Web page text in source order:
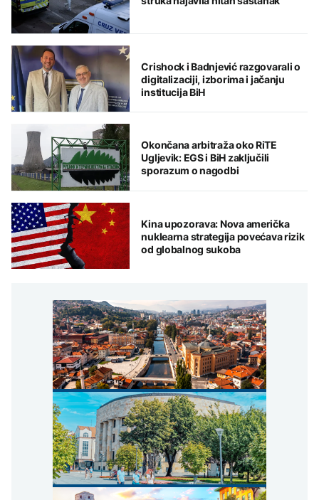
Crishock i Badnjević razgovarali o
digitalizaciji, izborima i jačanju
institucija BiH
Okončana arbitraža oko RiTE
Ugljevik: EGS i BiH zaključili
sporazum o nagodbi
Kina upozorava: Nova američka
nuklearna strategija povećava rizik
od globalnog sukoba